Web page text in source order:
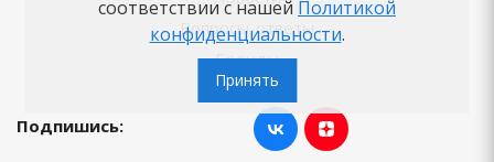
Вопросы-ответы
Бренды
Подпишись:
соответствии с нашей Политикой
конфиденциальности.
Принять